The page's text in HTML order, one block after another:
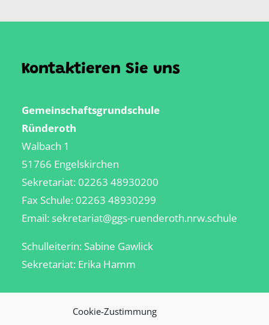
Cookie-Zustimmung
Kontaktieren Sie uns
Gemeinschaftsgrundschule
Ründeroth
Walbach 1
51766 Engelskirchen
Sekretariat: 02263 48930200
Fax Schule: 02263 48930299
Email: sekretariat@ggs-ruenderoth.nrw.schule
Schulleiterin: Sabine Gawlick
Sekretariat: Erika Hamm